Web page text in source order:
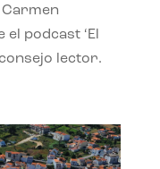
podcast ‘El
lector.